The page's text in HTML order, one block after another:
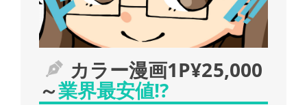
カラー漫画1P¥25,000
～業界最安値!?